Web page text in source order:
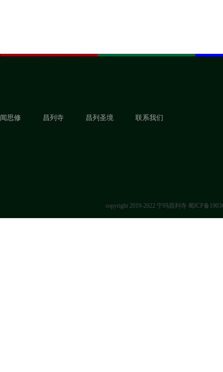
闻思修 昌列寺 昌列圣境 联系我们
copyright 2019-2022 宁玛昌列寺 蜀ICP备